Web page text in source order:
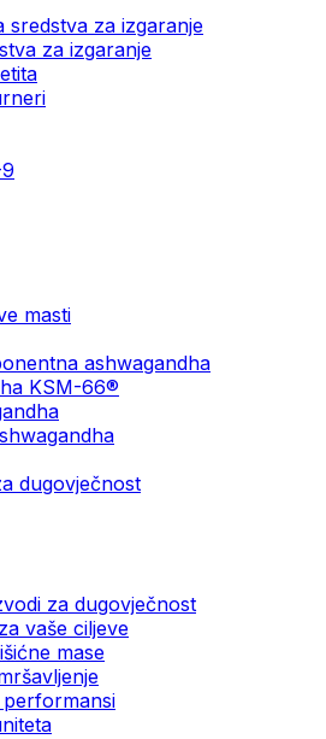
sredstva za izgaranje
za izgaranje
masti
ashwagandha
KSM-66®
dugovječnost
za dugovječnost
vaše ciljeve
mase
performansi